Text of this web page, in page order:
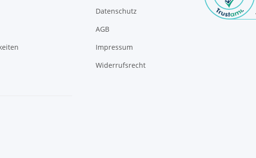
Datenschutz
AGB
Impressum
Widerrufsrecht